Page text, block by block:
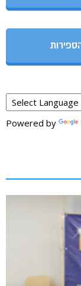
Powered by